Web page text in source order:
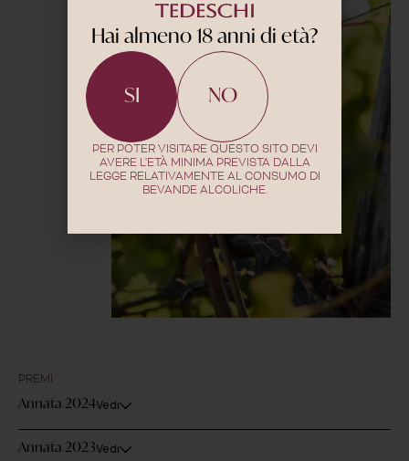
PREMI
Annata 2024Vedi
Annata 2023Vedi
Hai almeno 18 anni di età?
SI NO
PER POTER VISITARE QUESTO SITO DEVI
AVERE L'ETÀ MINIMA PREVISTA DALLA
LEGGE RELATIVAMENTE AL CONSUMO DI
BEVANDE ALCOLICHE.